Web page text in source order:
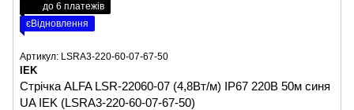
до 6 платежів
єВідновлення
Артикул: LSRA3-220-60-07-67-50
IEK
Стрічка ALFA LSR-22060-07 (4,8Вт/м) IP67 220В 50м синя
UA IEK (LSRA3-220-60-07-67-50)